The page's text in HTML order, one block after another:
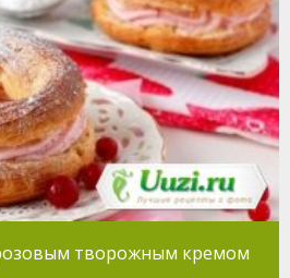
творожным кремом